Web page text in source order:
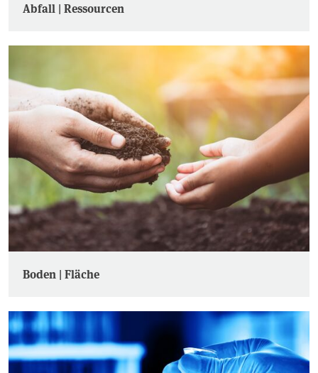
Abfall | Ressourcen
Boden | Fläche